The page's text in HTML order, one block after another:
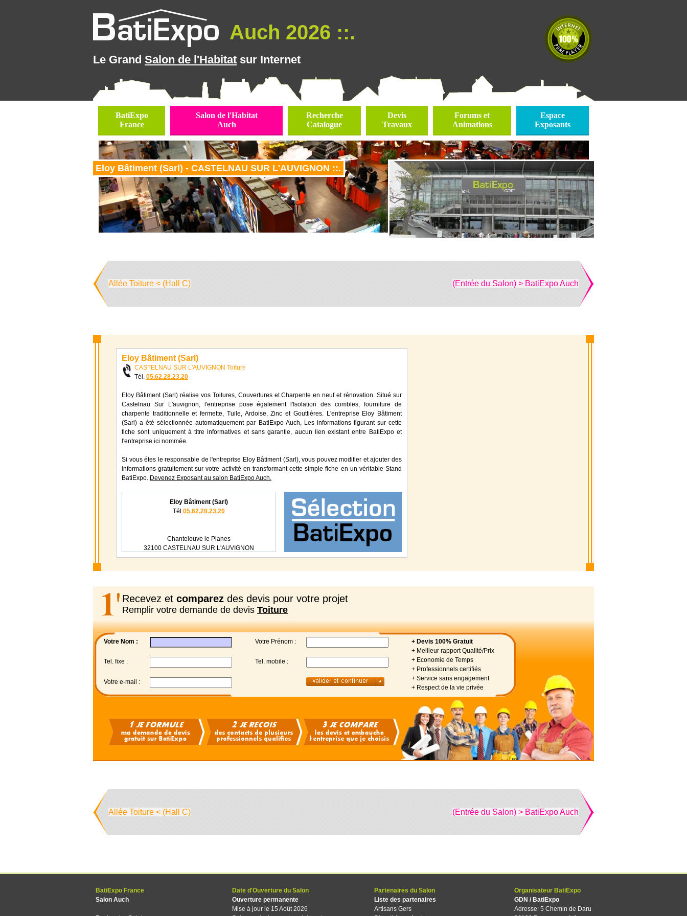
Auch 2026 ::.
Le Grand Salon de l'Habitat sur Internet
BatiExpo
France
Salon de l'Habitat
Auch
Recherche
Catalogue
Devis
Travaux
Forums et
Animations
Espace
Exposants
Eloy Bâtiment (Sarl) - CASTELNAU SUR L'AUVIGNON ::.
Allée Toiture < (Hall C) (Entrée du Salon) > BatiExpo Auch
Eloy Bâtiment (Sarl)
CASTELNAU SUR L'AUVIGNON Toiture
Tél. 05.62.28.23.20
Eloy Bâtiment (Sarl) réalise vos Toitures, Couvertures et Charpente en neuf et rénovation. Situé sur
Castelnau Sur L'auvignon, l'entreprise pose également l'Isolation des combles, fourniture de
charpente traditionnelle et fermette, Tuile, Ardoise, Zinc et Gouttières. L'entreprise Eloy Bâtiment
(Sarl) a été sélectionnée automatiquement par BatiExpo Auch, Les informations figurant sur cette
fiche sont uniquement à titre informatives et sans garantie, aucun lien existant entre BatiExpo et
l'entreprise ici nommée.
Si vous étes le responsable de l'entreprise Eloy Bâtiment (Sarl), vous pouvez modifier et ajouter des
informations gratuitement sur votre activité en transformant cette simple fiche en un véritable Stand
BatiExpo. Devenez Exposant au salon BatiExpo Auch.
Eloy Bâtiment (Sarl)
Tél 05.62.28.23.20
Chantelouve le Planes
32100 CASTELNAU SUR L'AUVIGNON
Recevez et comparez des devis pour votre projet
Remplir votre demande de devis Toiture
Votre Nom : Votre Prénom :
+ Devis 100% Gratuit
+ Meilleur rapport Qualité/Prix
+ Economie de Temps
+ Professionnels certifiés
+ Service sans engagement
+ Respect de la vie privée
Tel. fixe : Tel. mobile :
Votre e-mail :
Allée Toiture < (Hall C) (Entrée du Salon) > BatiExpo Auch
BatiExpo France
Salon Auch
Date d'Ouverture du Salon
Ouverture permanente
Mise à jour le 15 Août 2026
Partenaires du Salon
Liste des partenaires
Artisans Gers
Organisateur BatiExpo
GDN / BatiExpo
Adresse: 5 Chemin de Daru